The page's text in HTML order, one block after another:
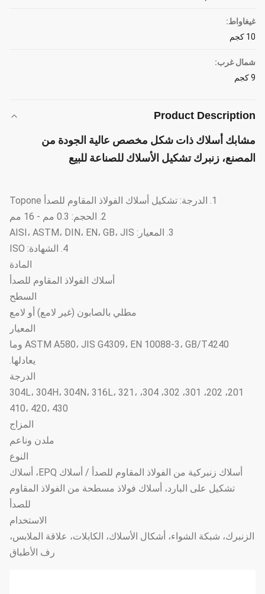
غيغاواط:
10 كجم
شمال غرب:
9 كجم
Product Description
مشابك أسلاك ذات شكل مخصص عالية الجودة من
المصنع، زنبرك تشكيل الأسلاك للصناعة للبيع
1. الدرجة: تشكيل أسلاك الفولاذ المقاوم للصدأ Topone
2. الحجم: 0.3 مم - 16 مم
3. المعيار: AISI، ASTM، DIN، EN، GB، JIS
4. الشهادة: ISO
المادة
أسلاك الفولاذ المقاوم للصدأ
السطح
مطلي بالصابون (غير لامع) أو لامع
المعيار
ASTM A580، JIS G4309، EN 10088-3، GB/T4240 وما
يعادلها.
الدرجة
201، 202، 301، 302، 304، 304L، 304H، 304N، 316L، 321،
410، 420، 430
المزاج
ملدن وناعم
النوع
أسلاك زنبركية من الفولاذ المقاوم للصدأ / أسلاك EPQ، أسلاك
تشكيل على البارد، أسلاك فولاذ مسطحة من الفولاذ المقاوم
للصدأ
الاستخدام
الزنبرك، شبكة الشواء، أشكال الأسلاك، الكابلات، علاقة الملابس،
رف الأطباق